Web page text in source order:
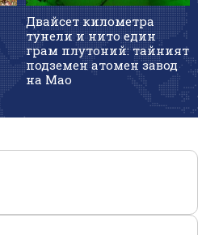
Двайсет километра
тунели и нито един
грам плутоний: тайният
подземен атомен завод
на Мао